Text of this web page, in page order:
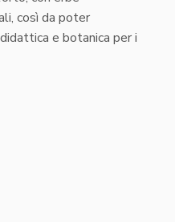
così da poter
e botanica per i